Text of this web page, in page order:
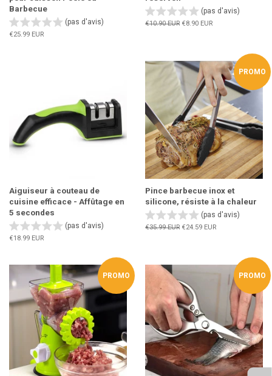
Barbecue
(pas d'avis)
Prix
€25.99 EUR
(pas d'avis)
Prix
€10.90 EUR Prix
€8.90 EUR
Aiguiseur à couteau de
cuisine efficace - Affûtage en
5 secondes
(pas d'avis)
Prix
€18.99 EUR
PROMO
Pince barbecue inox et
silicone, résiste à la chaleur
(pas d'avis)
Prix
€35.99 EUR Prix
€24.59 EUR
PROMO PROMO